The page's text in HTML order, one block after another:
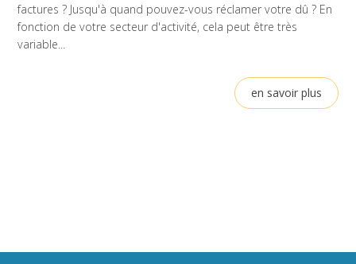
factures ? Jusqu'à quand pouvez-vous réclamer votre dû ? En
fonction de votre secteur d'activité, cela peut être très
variable...
en savoir plus